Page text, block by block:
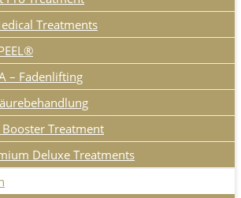
Treatments
– Fadenlifting
Treatment
Deluxe Treatments